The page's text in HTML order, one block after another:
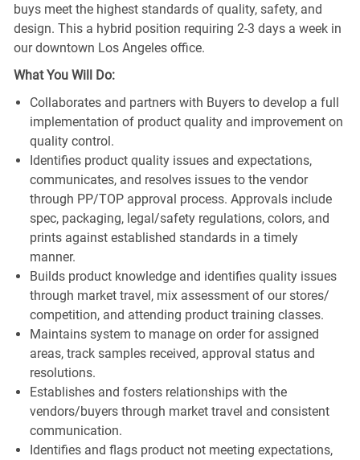
buys meet the highest standards of quality, safety, and
design. This a hybrid position requiring 2-3 days a week in
our downtown Los Angeles office.
What You Will Do:
Collaborates and partners with Buyers to develop a full
implementation of product quality and improvement on
quality control.
Identifies product quality issues and expectations,
communicates, and resolves issues to the vendor
through PP/TOP approval process. Approvals include
spec, packaging, legal/safety regulations, colors, and
prints against established standards in a timely
manner.
Builds product knowledge and identifies quality issues
through market travel, mix assessment of our stores/
competition, and attending product training classes.
Maintains system to manage on order for assigned
areas, track samples received, approval status and
resolutions.
Establishes and fosters relationships with the
vendors/buyers through market travel and consistent
communication.
Identifies and flags product not meeting expectations,